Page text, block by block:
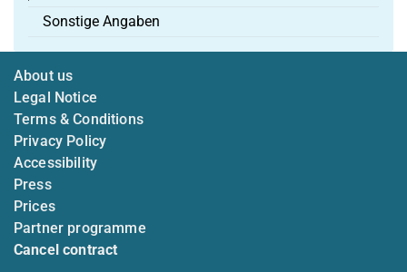
Sonstige Angaben
About us
Legal Notice
Terms & Conditions
Privacy Policy
Accessibility
Press
Prices
Partner programme
Cancel contract